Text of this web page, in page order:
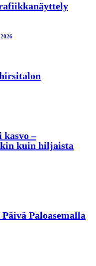
–
kuin hiljaista
Paloasemalla